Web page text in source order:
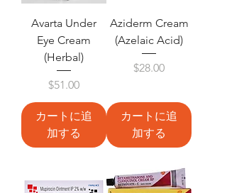
Avarta Under
Eye Cream
(Herbal)
価格
$51.00
カートに追
加する
Aziderm Cream
(Azelaic Acid)
価格
$28.00
カートに追
加する